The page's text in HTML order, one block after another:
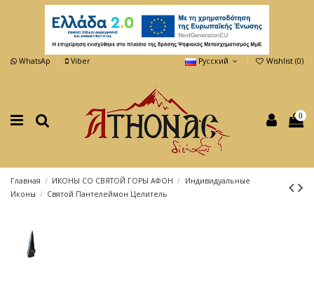
WhatsAp Viber Русский Wishlist (0)
0
Главная ИКОНЫ СО СВЯТОЙ ГОРЫ АФОН
Индивидуальные
Иконы
Святой Пантелеймон Целитель